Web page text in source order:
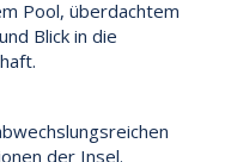
Pool, überdachtem
Blick in die
der Insel.